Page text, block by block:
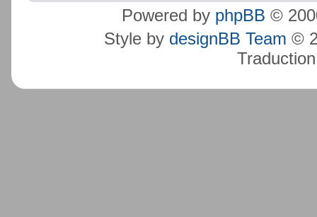
Powered by phpBB ©
Style by designBB Team ©